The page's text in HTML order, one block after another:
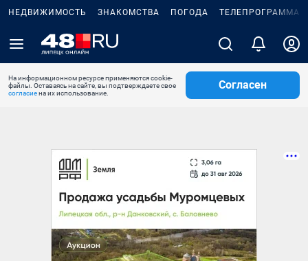
НЕДВИЖИМОСТЬ ЗНАКОМСТВА ПОГОДА ТЕЛЕПРОГРАММА
На информационном ресурсе применяются cookie-
файлы. Оставаясь на сайте, вы подтверждаете свое
согласиена их использование.
Согласен